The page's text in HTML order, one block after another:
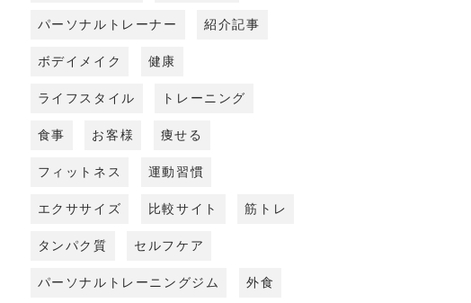
パーソナルトレーナー 紹介記事
ボデイメイク 健康
ライフスタイル トレーニング
食事 お客様 痩せる
フィットネス 運動習慣
エクササイズ 比較サイト 筋トレ
タンパク質 セルフケア
パーソナルトレーニングジム 外食